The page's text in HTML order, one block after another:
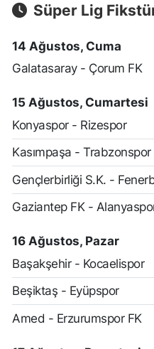
Süper Lig
14 Ağustos, Cuma
Galatasaray - Çorum FK
15 Ağustos, Cumartesi
Konyaspor - Rizespor
Kasımpaşa - Trabzonspor
Gençlerbirliği S.K. -
Gaziantep FK -
16 Ağustos, Pazar
Başakşehir - Kocaelispor
Beşiktaş - Eyüpspor
Amed - Erzurumspor FK